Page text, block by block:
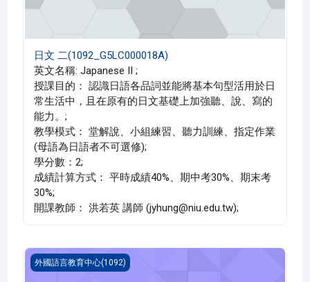
日文 二(1092_G5LC000018A)
英文名稱: Japanese II ;
授課目的： 認識日語各品詞並能將基本句型活用於日
常生活中，且在原有的日文基礎上加強聽、說、寫的
能力。;
教學模式： 堂解說、小組練習、聽力訓練、指定作業
(母語為日語者不可選修);
學分數：2;
成績計算方式： 平時成績40%、期中考30%、期末考
30%;
開課教師： 洪若英 講師 (jyhung@niu.edu.tw);
日文 一(1092_G5LC000017E)
外國語言教育中心(1092)